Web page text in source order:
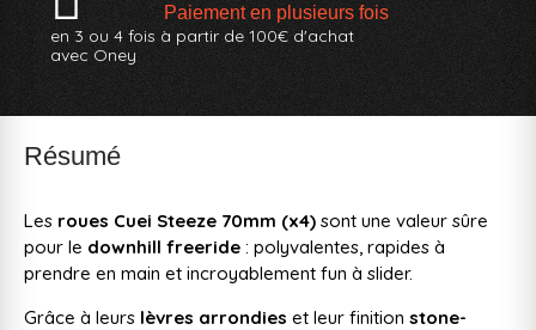
Paiement en plusieurs fois
en 3 ou 4 fois à partir de 100€ d'achat
avec Oney
Résumé
Les roues Cuei Steeze 70mm (x4) sont une valeur sûre
pour le downhill freeride : polyvalentes, rapides à
prendre en main et incroyablement fun à slider.
Grâce à leurs lèvres arrondies et leur finition stone-